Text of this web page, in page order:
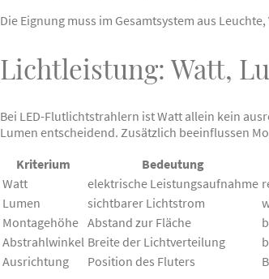
Die Eignung muss im Gesamtsystem aus
Lichtleistung: Watt,
Bei LED-Flutlichtstrahlern ist Watt allein kein
Lumen entscheidend. Zusätzlich beeinflussen
Kriterium
Bedeutung
Watt
elektrische Leistungsaufnahme
Lumen
sichtbarer Lichtstrom
Montagehöhe Abstand zur Fläche
Abstrahlwinkel Breite der Lichtverteilung
Ausrichtung
Position des Fluters